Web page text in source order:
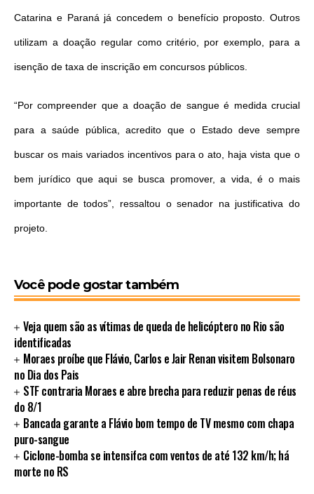
Catarina e Paraná já concedem o benefício proposto. Outros
utilizam a doação regular como critério, por exemplo, para a
isenção de taxa de inscrição em concursos públicos.
“Por compreender que a doação de sangue é medida crucial
para a saúde pública, acredito que o Estado deve sempre
buscar os mais variados incentivos para o ato, haja vista que o
bem jurídico que aqui se busca promover, a vida, é o mais
importante de todos”, ressaltou o senador na justificativa do
projeto.
Você pode gostar também
Veja quem são as vítimas de queda de helicóptero no Rio são
identificadas
Moraes proíbe que Flávio, Carlos e Jair Renan visitem Bolsonaro
no Dia dos Pais
STF contraria Moraes e abre brecha para reduzir penas de réus
do 8/1
Bancada garante a Flávio bom tempo de TV mesmo com chapa
puro-sangue
Ciclone-bomba se intensifca com ventos de até 132 km/h; há
morte no RS